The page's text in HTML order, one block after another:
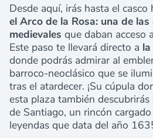
Desde aquí, irás hasta el
el Arco de la Rosa: una de
medievales que daban acceso
Este paso te llevará directo a
donde podrás admirar al
barroco-neoclásico que se
tras el atardecer. ¡Su cúpula
esta plaza también
de Santiago, un rincón
leyendas que data del año